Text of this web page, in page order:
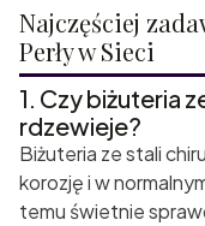
Najczęściej
Perły w Sieci
1. Czy biżuteria
rdzewieje?
Biżuteria ze stali
korozję i w
temu świetnie